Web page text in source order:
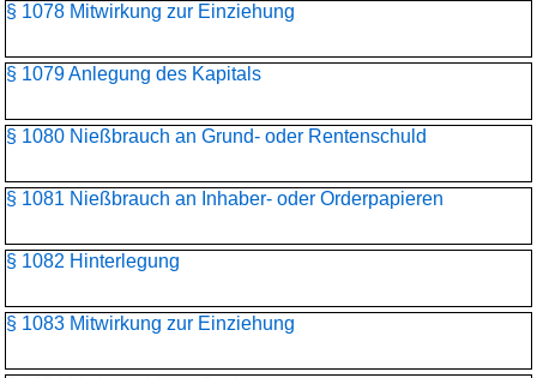
§ 1078 Mitwirkung zur Einziehung
§ 1079 Anlegung des Kapitals
§ 1080 Nießbrauch an Grund- oder Rentenschuld
§ 1081 Nießbrauch an Inhaber- oder Orderpapieren
§ 1082 Hinterlegung
§ 1083 Mitwirkung zur Einziehung